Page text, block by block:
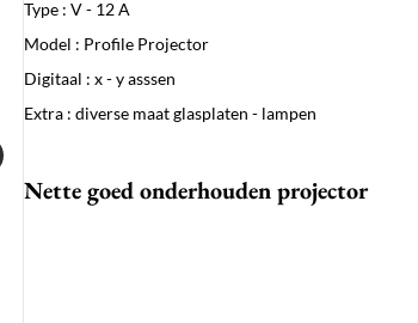
Type : V - 12 A
Model : Profile Projector
Digitaal : x - y asssen
Extra : diverse maat glasplaten - lampen
Nette goed onderhouden projector